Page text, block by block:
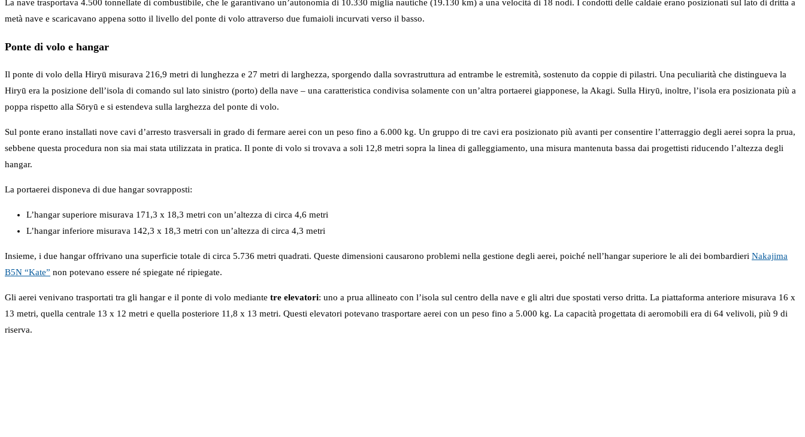
La nave trasportava 4.500 tonnellate di combustibile, che le garantivano un’autonomia di 10.330 miglia nautiche (19.130 km) a una velocità di 18 nodi. I condotti delle caldaie erano posizionati sul lato di dritta a
metà nave e scaricavano appena sotto il livello del ponte di volo attraverso due fumaioli incurvati verso il basso.
Ponte di volo e hangar
Il ponte di volo della Hiryū misurava 216,9 metri di lunghezza e 27 metri di larghezza, sporgendo dalla sovrastruttura ad entrambe le estremità, sostenuto da coppie di pilastri. Una peculiarità che distingueva la
Hiryū era la posizione dell’isola di comando sul lato sinistro (porto) della nave – una caratteristica condivisa solamente con un’altra portaerei giapponese, la Akagi. Sulla Hiryū, inoltre, l’isola era posizionata più a
poppa rispetto alla Sōryū e si estendeva sulla larghezza del ponte di volo.
Sul ponte erano installati nove cavi d’arresto trasversali in grado di fermare aerei con un peso fino a 6.000 kg. Un gruppo di tre cavi era posizionato più avanti per consentire l’atterraggio degli aerei sopra la prua,
sebbene questa procedura non sia mai stata utilizzata in pratica. Il ponte di volo si trovava a soli 12,8 metri sopra la linea di galleggiamento, una misura mantenuta bassa dai progettisti riducendo l’altezza degli
hangar.
La portaerei disponeva di due hangar sovrapposti:
L’hangar superiore misurava 171,3 x 18,3 metri con un’altezza di circa 4,6 metri
L’hangar inferiore misurava 142,3 x 18,3 metri con un’altezza di circa 4,3 metri
Insieme, i due hangar offrivano una superficie totale di circa 5.736 metri quadrati. Queste dimensioni causarono problemi nella gestione degli aerei, poiché nell’hangar superiore le ali dei bombardieri Nakajima
B5N “Kate” non potevano essere né spiegate né ripiegate.
Gli aerei venivano trasportati tra gli hangar e il ponte di volo mediante tre elevatori: uno a prua allineato con l’isola sul centro della nave e gli altri due spostati verso dritta. La piattaforma anteriore misurava 16 x
13 metri, quella centrale 13 x 12 metri e quella posteriore 11,8 x 13 metri. Questi elevatori potevano trasportare aerei con un peso fino a 5.000 kg. La capacità progettata di aeromobili era di 64 velivoli, più 9 di
riserva.